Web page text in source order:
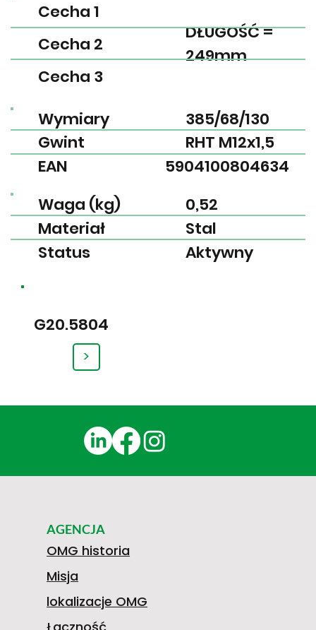
G20.5804
>
EAN
Gwint
Wymiary
5904100804634
RHT M12x1,5
385/68/130
Waga (kg)
Materiał
Status
0,52
Stal
Aktywny
Cecha 1
Cecha 2
Cecha 3
DŁUGOŚĆ =
249mm
AGENCJA
OMG historia
Misja
lokalizacje OMG